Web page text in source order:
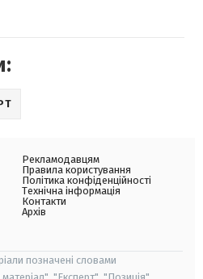
Рекламодавцям
Правила користування
Політика конфіденційності
Технічна інформація
Контакти
Архів
позначені словами